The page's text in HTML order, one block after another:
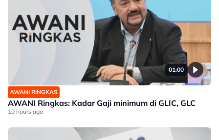
01:00
AWANI RINGKAS
AWANI Ringkas: Kadar Gaji minimum di GLIC, GLC
10 hours ago